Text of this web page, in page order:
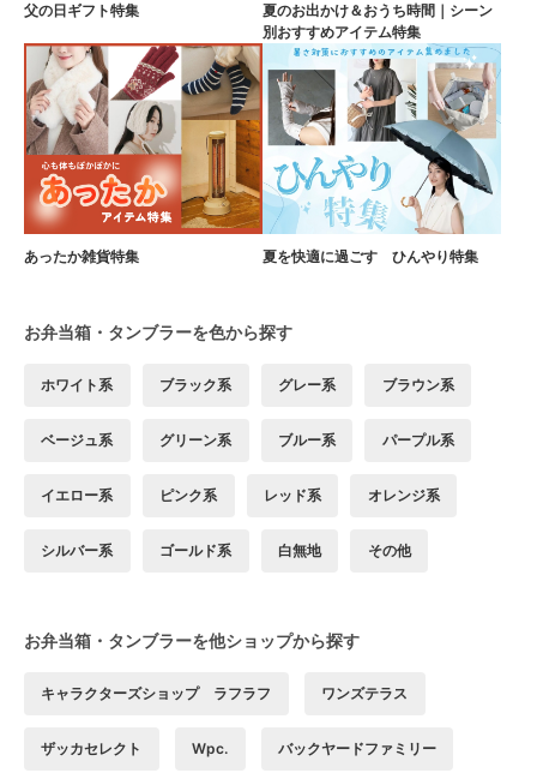
父の日ギフト特集
夏のお出かけ＆おうち時間｜シーン
別おすすめアイテム特集
あったか雑貨特集 夏を快適に過ごす ひんやり特集
お弁当箱・タンブラーを色から探す
ホワイト系 ブラック系 グレー系 ブラウン系
ベージュ系 グリーン系 ブルー系 パープル系
イエロー系 ピンク系 レッド系 オレンジ系
シルバー系 ゴールド系 白無地 その他
お弁当箱・タンブラーを他ショップから探す
キャラクターズショップ ラフラフ ワンズテラス
ザッカセレクト Wpc. バックヤードファミリー